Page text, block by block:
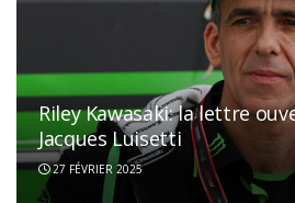
Riley Kawasaki: la lettre
Jacques Luisetti
27 FÉVRIER 2025